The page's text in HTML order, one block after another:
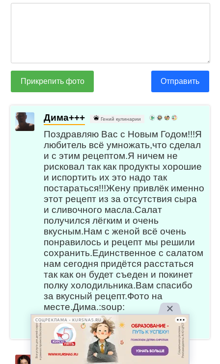
Прикрепить фото Отправить
Дима+++ Гений кулинарии
Поздравляю Вас с Новым Годом!!!Я
любитель всё умножать,что сделал
и с этим рецептом.Я ничем не
рисковал так как продукты хорошие
и испортить их это надо так
постараться!!!Жену привлёк именно
этот рецепт из за отсутствия сыра
и сливочного масла.Салат
получился лёгким и очень
вкусным.Нам с женой всё очень
понравилось и рецепт мы решили
сохранить.Единственное с салатом
нам сегодня придётся расстаться
так как он будет съеден и покинет
полку холодильника.Вам спасибо
за вкусный рецепт.Фото на
месте.Дима.:soup:
0 ответить
Ирина Шеви Автор рецепта
СОЦРЕКЛАМА • KURSNA5.RU